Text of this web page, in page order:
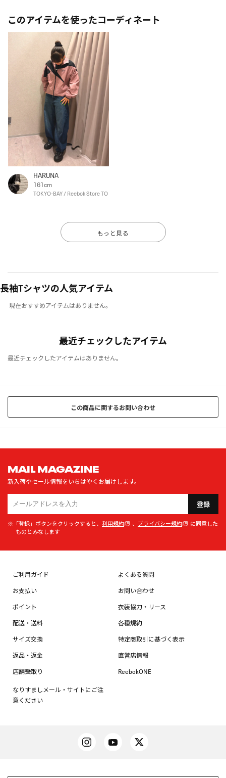
このアイテムを使ったコーディネート
HARUNA
161cm
TOKYO-BAY / Reebok Store TOKYO-BAY
もっと見る
長袖Tシャツの人気アイテム
現在おすすめアイテムはありません。
最近チェックしたアイテム
最近チェックしたアイテムはありません。
この商品に関するお問い合わせ
MAIL MAGAZINE
新入荷やセール情報をいちはやくお届けします。
登録
※「登録」ボタンをクリックすると、 利用規約 、 プライバシー規約
に同意した
ものとみなします
ご利用ガイド
お支払い
ポイント
配送・送料
サイズ交換
返品・返金
店舗受取り
なりすましメール・サイトにご注
意ください
よくある質問
お問い合わせ
衣装協力・リース
各種規約
特定商取引に基づく表示
直営店情報
ReebokONE